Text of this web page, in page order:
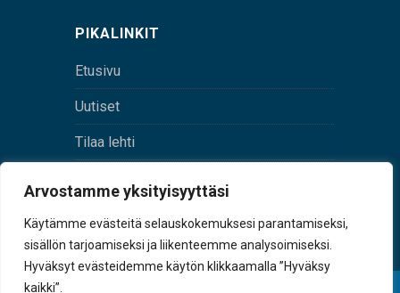
Arvostamme yksityisyyttäsi
Käytämme evästeitä selauskokemuksesi parantamiseksi,
sisällön tarjoamiseksi ja liikenteemme analysoimiseksi.
Hyväksyt evästeidemme käytön klikkaamalla ”Hyväksy
kaikki”.
PIKALINKIT
Etusivu
Uutiset
Tilaa lehti